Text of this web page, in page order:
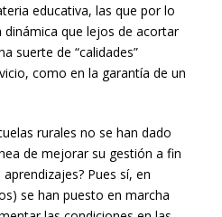
educativa, las que por lo
dinámica que lejos de acortar
suerte de “calidades”
como en la garantía de un
rurales no se han dado
de mejorar su gestión a fin
Pues sí, en
se han puesto en marcha